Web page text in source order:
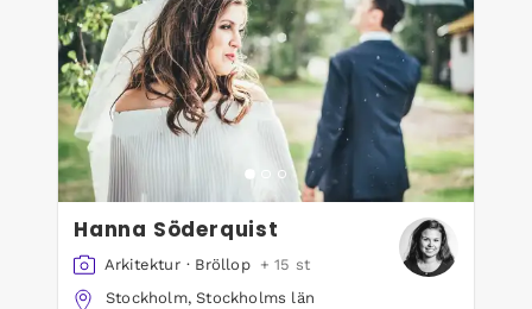
Hanna Söderquist
Arkitektur · Bröllop
+ 15 st
Stockholm, Stockholms län